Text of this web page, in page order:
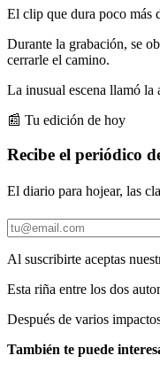
El clip que dura poco más
Durante la grabación, se
cerrarle el camino.
La inusual escena llamó
📰 Tu edición de hoy
Recibe el periódico
El diario para hojear, las
Al suscribirte aceptas
Esta riña entre los dos
Después de varios
También te puede